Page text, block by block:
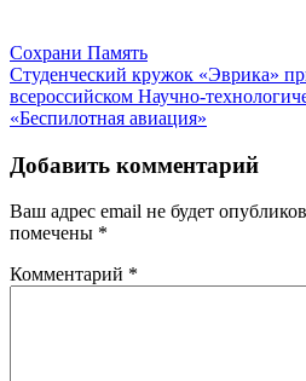
Навигация
по
записям
Сохрани Память
Студенческий кружок «Эврика»
всероссийском Научно-
«Беспилотная авиация»
Добавить комментарий
Ваш адрес email не будет
помечены *
Комментарий *